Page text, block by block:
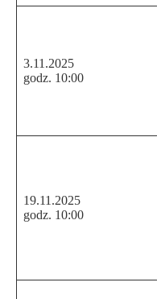
3.11.2025
godz. 10:00
19.11.2025
godz. 10:00